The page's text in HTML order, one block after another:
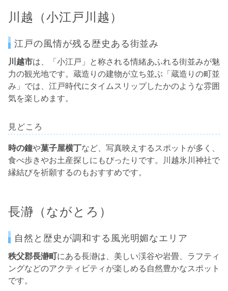
川越（小江戸川越）
江戸の風情が残る歴史ある街並み
川越市は、「小江戸」と称される情緒あふれる街並みが魅
力の観光地です。蔵造りの建物が立ち並ぶ「蔵造りの町並
み」では、江戸時代にタイムスリップしたかのような雰囲
気を楽しめます。
見どころ
時の鐘や菓子屋横丁など、写真映えするスポットが多く、
食べ歩きやお土産探しにもぴったりです。川越氷川神社で
縁結びを祈願するのもおすすめです。
長瀞（ながとろ）
自然と歴史が調和する風光明媚なエリア
秩父郡長瀞町にある長瀞は、美しい渓谷や岩畳、ラフティ
ングなどのアクティビティが楽しめる自然豊かなスポット
です。